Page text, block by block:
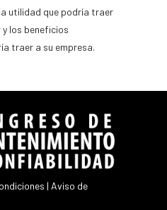
utilidad que podría traer
los beneficios
traer a su empresa.
| Aviso de